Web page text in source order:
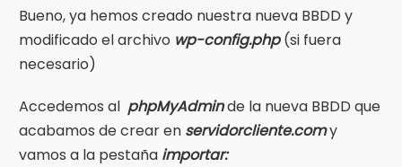
Bueno, ya hemos creado nuestra nueva BBDD y
modificado el archivo wp-config.php(si fuera
necesario)
Accedemos al phpMyAdminde la nueva BBDD que
acabamos de crear en servidorcliente.comy
vamos a la pestaña importar: